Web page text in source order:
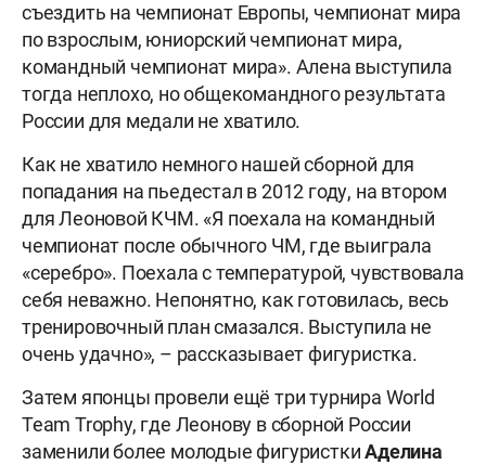
съездить на чемпионат Европы, чемпионат мира
по взрослым, юниорский чемпионат мира,
командный чемпионат мира». Алена выступила
тогда неплохо, но общекомандного результата
России для медали не хватило.
Как не хватило немного нашей сборной для
попадания на пьедестал в 2012 году, на втором
для Леоновой КЧМ. «Я поехала на командный
чемпионат после обычного ЧМ, где выиграла
«серебро». Поехала с температурой, чувствовала
себя неважно. Непонятно, как готовилась, весь
тренировочный план смазался. Выступила не
очень удачно», – рассказывает фигуристка.
Затем японцы провели ещё три турнира World
Team Trophy, где Леонову в сборной России
заменили более молодые фигуристкиАделина